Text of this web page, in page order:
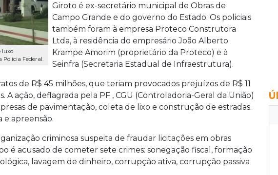
luxo
Federal.
Giroto é ex-secretário municipal de Obras de
Campo Grande e do governo do Estado. Os policiais
também foram à empresa Proteco Construtora
Ltda, à residência do empresário João Alberto
Krampe Amorim (proprietário da Proteco) e à
Seinfra (Secretaria Estadual de Infraestrutura).
de R$ 45 milhões, que teriam provocados prejuízos de R$ 11
A ação, deflagrada pela PF , CGU (Controladoria-Geral da União)
de pavimentação, coleta de lixo e construção de estradas.
e apreensão.
criminosa suspeita de fraudar licitações em obras
é acusado de cometer sete crimes: sonegação fiscal, formação
lavagem de dinheiro, corrupção ativa, corrupção passiva